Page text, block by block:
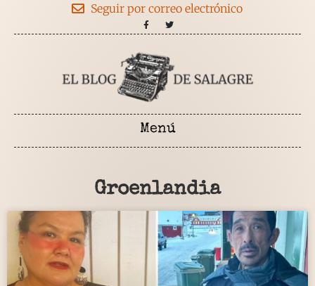
Seguir por correo electrónico
Groenlandia